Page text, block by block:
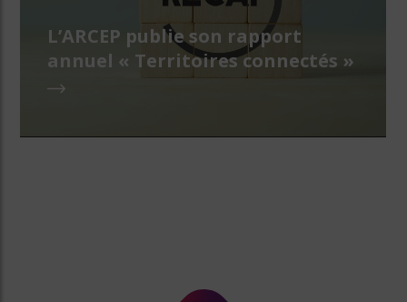
L’ARCEP publie son rapport
annuel « Territoires connectés »